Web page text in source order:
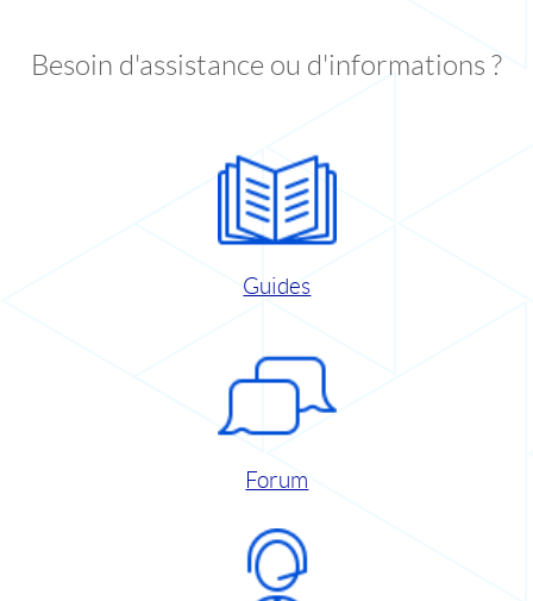
Besoin d'assistance ou d'informations ?
Guides
Forum